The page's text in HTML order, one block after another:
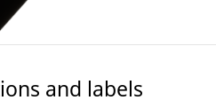
and labels